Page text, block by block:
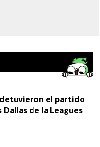
el partido
Dallas de la Leagues